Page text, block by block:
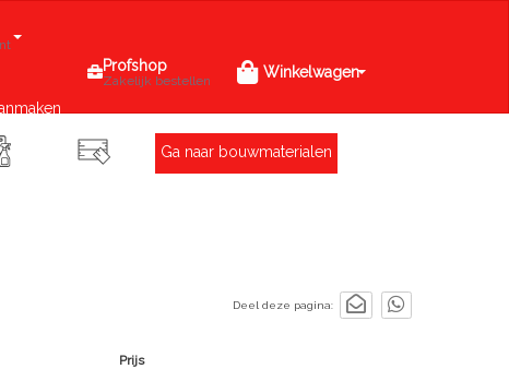
Profshop
Zakelijk bestellen Winkelwagen
Ga naar bouwmaterialen
Deel deze pagina:
Prijs